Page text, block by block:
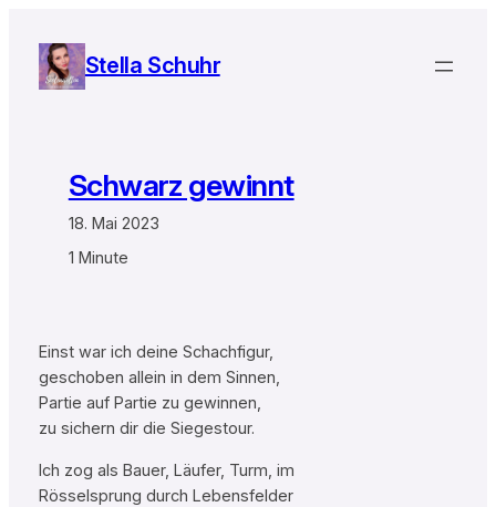
Inhalt
springen
Stella Schuhr
Schwarz gewinnt
18. Mai 2023
1 Minute
Einst war ich deine Schachfigur,
geschoben allein in dem Sinnen,
Partie auf Partie zu gewinnen,
zu sichern dir die Siegestour.
Ich zog als Bauer, Läufer, Turm, im
Rösselsprung durch Lebensfelder